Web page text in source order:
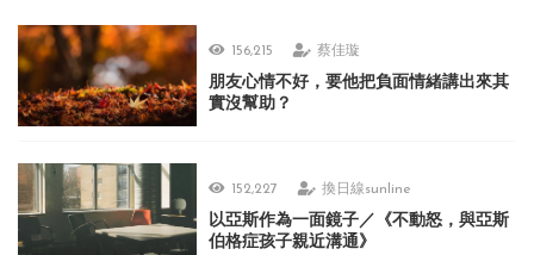
156,215 蔡佳璇
朋友心情不好，要他把負面情緒講出來其
實沒幫助？
152,227 換日線sunline
以亞斯作為一面鏡子／《不動怒，與亞斯
伯格症孩子親近溝通》